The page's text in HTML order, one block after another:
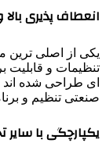
انعطاف پذیری
‌یکی از اصلی ترین
تنظیمات و قابلیت
ای طراحی شده اند
صنعتی تنظیم و
یکپارچگی با